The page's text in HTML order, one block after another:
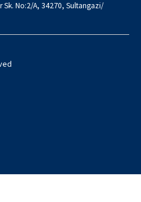
Sk. No:2/A, 34270, Sultangazi/